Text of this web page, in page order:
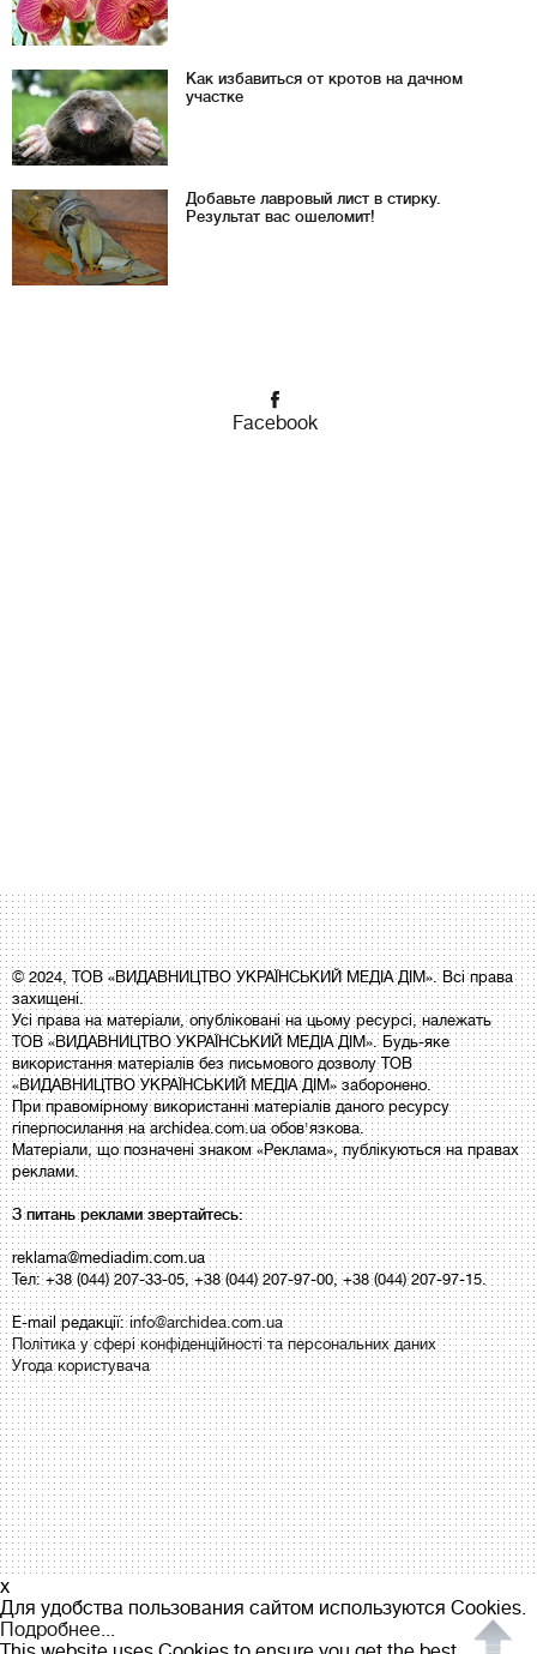
Как избавиться от кротов на дачном
участке
Добавьте лавровый лист в стирку.
Результат вас ошеломит!
Facebook
© 2024, ТОВ «ВИДАВНИЦТВО УКРАЇНСЬКИЙ МЕДІА ДІМ». Всі права
захищені.
Усі права на матеріали, опубліковані на цьому ресурсі, належать
ТОВ «ВИДАВНИЦТВО УКРАЇНСЬКИЙ МЕДІА ДІМ». Будь-яке
використання матеріалів без письмового дозволу ТОВ
«ВИДАВНИЦТВО УКРАЇНСЬКИЙ МЕДІА ДІМ» заборонено.
При правомірному використанні матеріалів даного ресурсу
гіперпосилання на archidea.com.ua обов'язкова.
Матеріали, що позначені знаком «Реклама», публікуються на правах
реклами.
З питань реклами звертайтесь:
reklama@mediadim.com.ua
Тел: +38 (044) 207-33-05, +38 (044) 207-97-00, +38 (044) 207-97-15.
E-mail редакції:info@archidea.com.ua
Політика у сфері конфіденційності та персональних даних
Угода користувача
x
Для удобства пользования сайтом используются Cookies.
Подробнее...